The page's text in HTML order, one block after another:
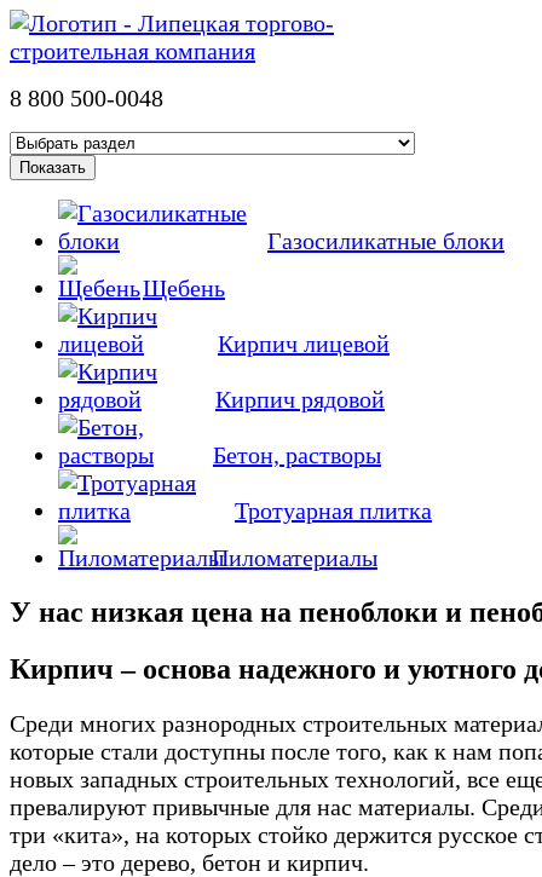
8 800 500-0048
Газосиликатные блоки
Щебень
Кирпич лицевой
Кирпич рядовой
Бетон, растворы
Тротуарная плитка
Пиломатериалы
У нас низкая цена на пеноблоки и
Кирпич – основа надежного и уютного
Среди многих разнородных строительных
которые стали доступны после того, как к нам
новых западных строительных технологий, все
превалируют привычные для нас материалы.
три «кита», на которых стойко держится русское
дело – это дерево, бетон и кирпич.